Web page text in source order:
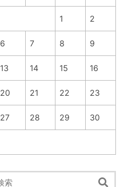
1 2
6 7 8 9
13 14 15 16
20 21 22 23
27 28 29 30